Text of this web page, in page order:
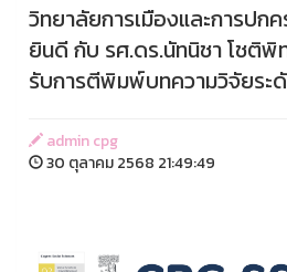
วิทยาลัยการเมืองและการปก
ยินดี กับ รศ.ดร.นัทนิชา โชติพิ
รับการตีพิมพ์บทความวิจัยระ
admin cpg
30 ตุลาคม 2568 21:49:49